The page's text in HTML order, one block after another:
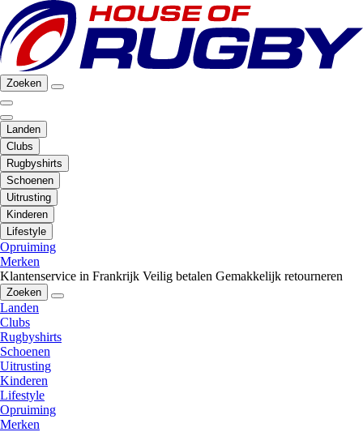
Zoeken
Landen
Clubs
Rugbyshirts
Schoenen
Uitrusting
Kinderen
Lifestyle
Opruiming
Merken
Klantenservice in Frankrijk Veilig betalen Gemakkelijk retourneren
Zoeken
Landen
Clubs
Rugbyshirts
Schoenen
Uitrusting
Kinderen
Lifestyle
Opruiming
Merken